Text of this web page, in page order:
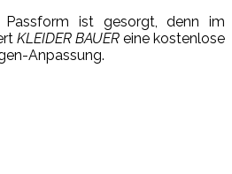
ist gesorgt, denn im
KLEIDER BAUER eine kostenlose
Anpassung.